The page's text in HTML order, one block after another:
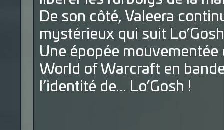
De son côté, Valeera
mystérieux qui suit
Une épopée
World of Warcraft en
l’identité de... Lo’Gosh !